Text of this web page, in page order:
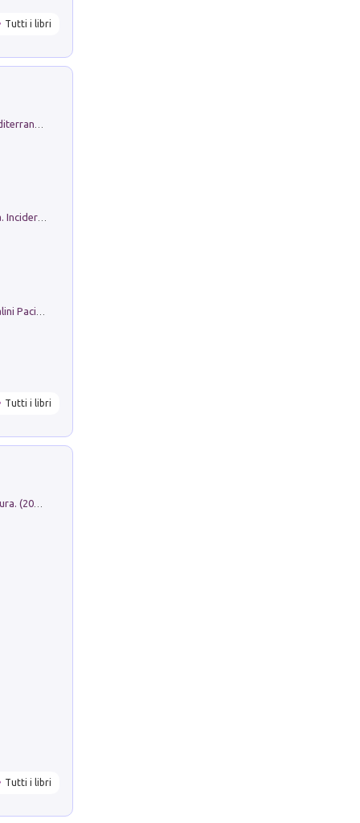
Tutti i libri
Ho Camminato Alla Luce Della Storia. Incidere per Pasolini. Quaderni di Incisione Contemporanea n 30
Tutti i libri
Tutti i libri